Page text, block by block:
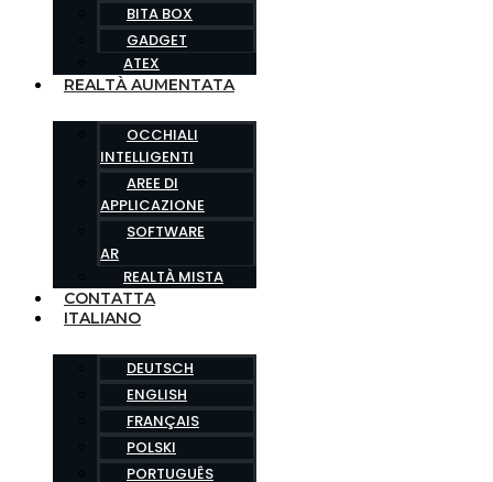
BITA BOX
GADGET
ATEX
REALTÀ AUMENTATA
OCCHIALI
INTELLIGENTI
AREE DI
APPLICAZIONE
SOFTWARE
AR
REALTÀ MISTA
CONTATTA
ITALIANO
DEUTSCH
ENGLISH
FRANÇAIS
POLSKI
PORTUGUÊS